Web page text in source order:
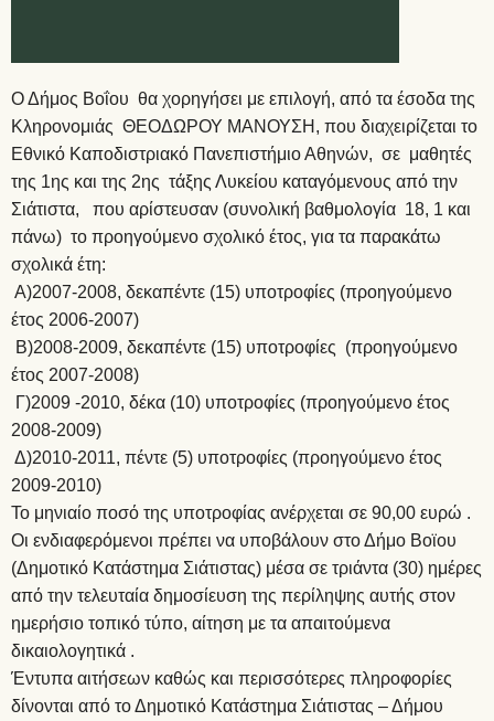
Ο Δήμος Βοΐου θα χορηγήσει με επιλογή, από τα έσοδα της
Κληρονομιάς ΘΕΟΔΩΡΟΥ ΜΑΝΟΥΣΗ, που διαχειρίζεται το
Εθνικό Καποδιστριακό Πανεπιστήμιο Αθηνών, σε μαθητές
της 1ης και της 2ης τάξης Λυκείου καταγόμενους από την
Σιάτιστα, που αρίστευσαν (συνολική βαθμολογία 18, 1 και
πάνω) το προηγούμενο σχολικό έτος, για τα παρακάτω
σχολικά έτη:
Α)2007-2008, δεκαπέντε (15) υποτροφίες (προηγούμενο
έτος 2006-2007)
Β)2008-2009, δεκαπέντε (15) υποτροφίες (προηγούμενο
έτος 2007-2008)
Γ)2009 -2010, δέκα (10) υποτροφίες (προηγούμενο έτος
2008-2009)
Δ)2010-2011, πέντε (5) υποτροφίες (προηγούμενο έτος
2009-2010)
Το μηνιαίο ποσό της υποτροφίας ανέρχεται σε 90,00 ευρώ .
Οι ενδιαφερόμενοι πρέπει να υποβάλουν στο Δήμο Βοϊου
(Δημοτικό Κατάστημα Σιάτιστας) μέσα σε τριάντα (30) ημέρες
από την τελευταία δημοσίευση της περίληψης αυτής στον
ημερήσιο τοπικό τύπο, αίτηση με τα απαιτούμενα
δικαιολογητικά .
Έντυπα αιτήσεων καθώς και περισσότερες πληροφορίες
δίνονται από το Δημοτικό Κατάστημα Σιάτιστας – Δήμου